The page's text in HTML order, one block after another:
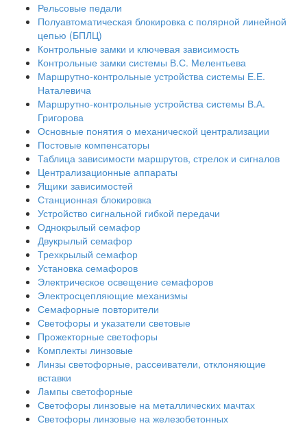
Рельсовые педали
Полуавтоматическая блокировка с полярной линейной
цепью (БПЛЦ)
Контрольные замки и ключевая зависимость
Контрольные замки системы В.С. Мелентьева
Маршрутно-контрольные устройства системы Е.Е.
Наталевича
Маршрутно-контрольные устройства системы В.А.
Григорова
Основные понятия о механической централизации
Постовые компенсаторы
Таблица зависимости маршрутов, стрелок и сигналов
Централизационные аппараты
Ящики зависимостей
Станционная блокировка
Устройство сигнальной гибкой передачи
Однокрылый семафор
Двукрылый семафор
Трехкрылый семафор
Установка семафоров
Электрическое освещение семафоров
Электросцепляющие механизмы
Семафорные повторители
Светофоры и указатели световые
Прожекторные светофоры
Комплекты линзовые
Линзы светофорные, рассеиватели, отклоняющие
вставки
Лампы светофорные
Светофоры линзовые на металлических мачтах
Светофоры линзовые на железобетонных